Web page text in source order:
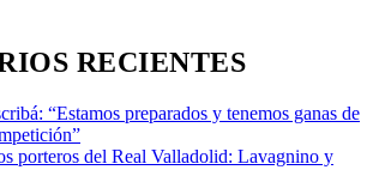
RECIENTES
“Estamos preparados y tenemos ganas de
porteros del Real Valladolid: Lavagnino y